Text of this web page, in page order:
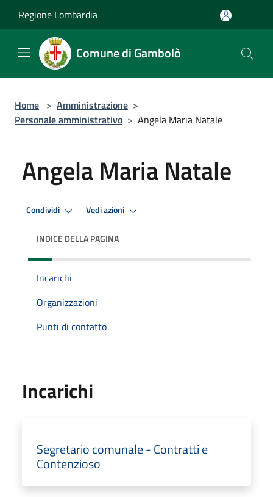
Regione Lombardia
Comune di Gambolò
Home > Amministrazione >
Personale amministrativo > Angela Maria Natale
Angela Maria Natale
Condividi Vedi azioni
INDICE DELLA PAGINA
Incarichi
Organizzazioni
Punti di contatto
Incarichi
Segretario comunale - Contratti e
Contenzioso